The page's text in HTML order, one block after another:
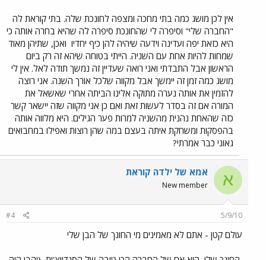
אין לכן מושג כמה בתי מחכה ומצפה לחונכת שלה. בתי קוראת לה
"החברה שלי" וסיפרה לי שהחונכת סיפרה לה שהיא בחרה אותה כי
היא כזאת יפה ועדינה וידעה שיהיה להן כיף יחדיו ואכן, שתיהן מאוד
שמחות להיות אחת עם השניה. הייתי בטוחה שיהא זה רק ביום
הראשון אבל התבדתי ואני רואה שעדיין זה נמשך תודה לאל. אין לי
מושג כמה זמן זה יימשך אבל מקווה שלכל אורך השנה. אני רוצה
להזמין את אותה נערה מתוקה אלינו הביתה אחרי שאשאל את
המורה אם זה בסדר לעשות זאת ואם כן אני מקווה שזה יישאר קשר
כזה שהאחת נהנית מהשניה למרות פער הגילים. היא מלווה אותה
בהפסקות ומשחקת איתה בעצם במה שהן רוצות ואפילו במחבואים
גאוני כבר אמרתי?
א אמא של ילדה קוראת
New member
5/9/10
#4
עולם קטן - אתם לא מאמינים מי החונך של הבן שלי